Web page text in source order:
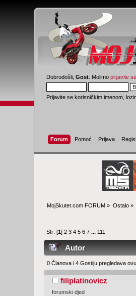
Dobrodošli,Gost . Molimoprijavite se
Prijavite se korisničkim imenom,
Forum Pomoć Prijava
MojSkuter.com FORUM » Ostalo»
Str: [1]2 3 4 5 6 7 ... 111
Autor
0 Članova i 4 Gostiju pregledava
filiplatinovicz
forumski djed